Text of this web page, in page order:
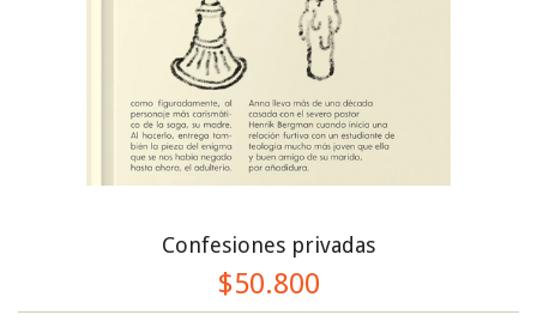
Confesiones privadas
$50.800